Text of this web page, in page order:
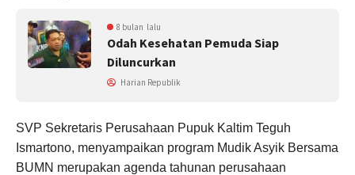
8 bulan lalu
Odah Kesehatan Pemuda Siap
Diluncurkan
Harian Republik
SVP Sekretaris Perusahaan Pupuk Kaltim Teguh
Ismartono, menyampaikan program Mudik Asyik Bersama
BUMN merupakan agenda tahunan perusahaan